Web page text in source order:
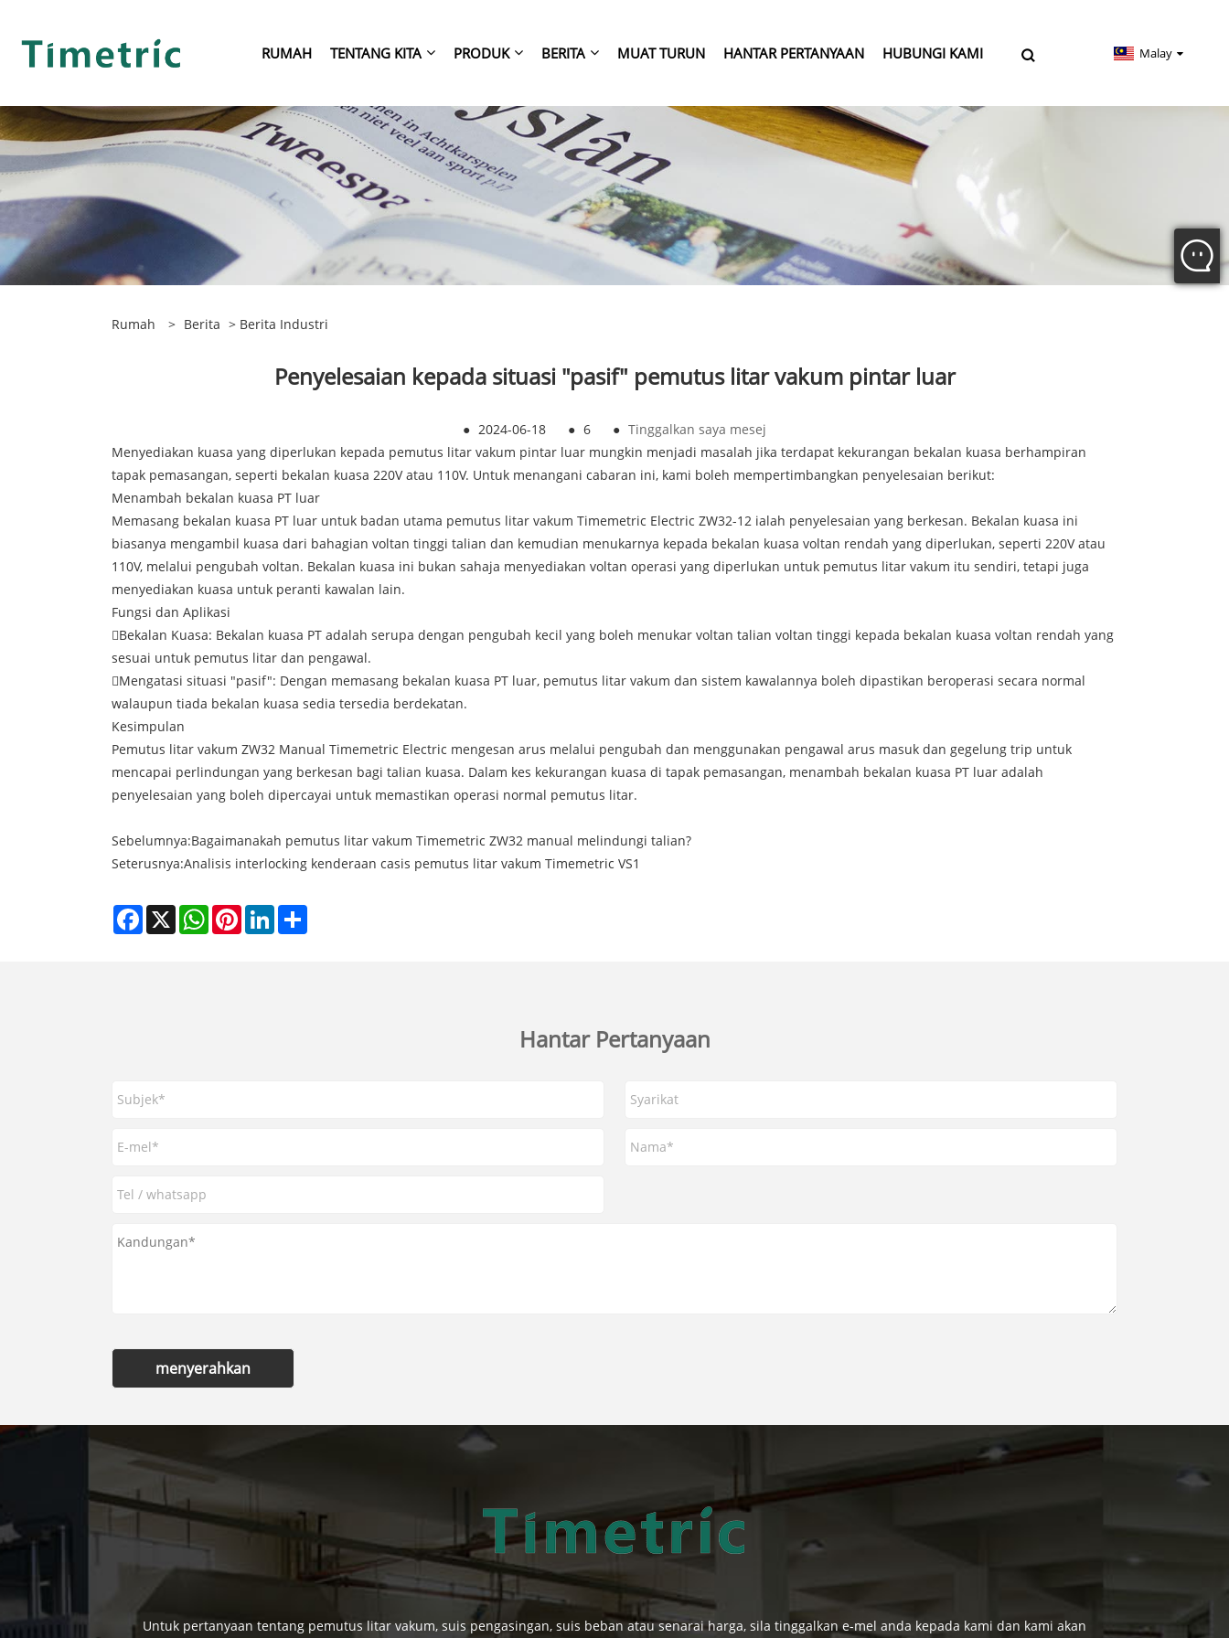
RUMAH TENTANG KITA PRODUK BERITA MUAT TURUN HANTAR PERTANYAAN HUBUNGI KAMI Malay
Rumah > Berita > Berita Industri
Penyelesaian kepada situasi "pasif" pemutus litar vakum pintar luar
● 2024-06-18 ● 6 ● Tinggalkan saya mesej
Menyediakan kuasa yang diperlukan kepada pemutus litar vakum pintar luar mungkin menjadi masalah jika terdapat kekurangan bekalan kuasa berhampiran
tapak pemasangan, seperti bekalan kuasa 220V atau 110V. Untuk menangani cabaran ini, kami boleh mempertimbangkan penyelesaian berikut:
Menambah bekalan kuasa PT luar
Memasang bekalan kuasa PT luar untuk badan utama pemutus litar vakum Timemetric Electric ZW32-12 ialah penyelesaian yang berkesan. Bekalan kuasa ini
biasanya mengambil kuasa dari bahagian voltan tinggi talian dan kemudian menukarnya kepada bekalan kuasa voltan rendah yang diperlukan, seperti 220V atau
110V, melalui pengubah voltan. Bekalan kuasa ini bukan sahaja menyediakan voltan operasi yang diperlukan untuk pemutus litar vakum itu sendiri, tetapi juga
menyediakan kuasa untuk peranti kawalan lain.
Fungsi dan Aplikasi
Bekalan Kuasa: Bekalan kuasa PT adalah serupa dengan pengubah kecil yang boleh menukar voltan talian voltan tinggi kepada bekalan kuasa voltan rendah yang
sesuai untuk pemutus litar dan pengawal.
Mengatasi situasi "pasif": Dengan memasang bekalan kuasa PT luar, pemutus litar vakum dan sistem kawalannya boleh dipastikan beroperasi secara normal
walaupun tiada bekalan kuasa sedia tersedia berdekatan.
Kesimpulan
Pemutus litar vakum ZW32 Manual Timemetric Electric mengesan arus melalui pengubah dan menggunakan pengawal arus masuk dan gegelung trip untuk
mencapai perlindungan yang berkesan bagi talian kuasa. Dalam kes kekurangan kuasa di tapak pemasangan, menambah bekalan kuasa PT luar adalah
penyelesaian yang boleh dipercayai untuk memastikan operasi normal pemutus litar.
Sebelumnya:Bagaimanakah pemutus litar vakum Timemetric ZW32 manual melindungi talian?
Seterusnya:Analisis interlocking kenderaan casis pemutus litar vakum Timemetric VS1
Facebook
X WhatsAppPinterestLinkedIn
Hantar Pertanyaan
menyerahkan
Untuk pertanyaan tentang pemutus litar vakum, suis pengasingan, suis beban atau senarai harga, sila tinggalkan e-mel anda kepada kami dan kami akan